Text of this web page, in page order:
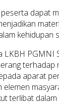
dapat
kehidupan
LKBH PGMNI
terhadap
aparat
terlibat